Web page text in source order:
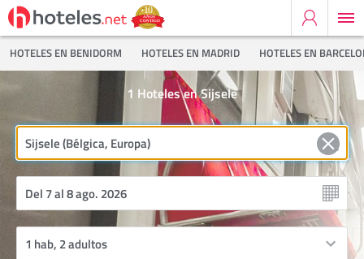
HOTELES EN BENIDORM HOTELES EN MADRID HOTELES EN
Hoteles en Sijsele
1